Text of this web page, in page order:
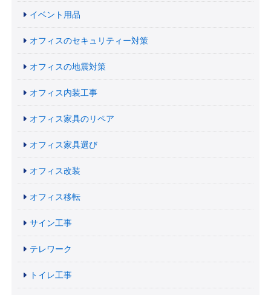
イベント用品
オフィスのセキュリティー対策
オフィスの地震対策
オフィス内装工事
オフィス家具のリペア
オフィス家具選び
オフィス改装
オフィス移転
サイン工事
テレワーク
トイレ工事